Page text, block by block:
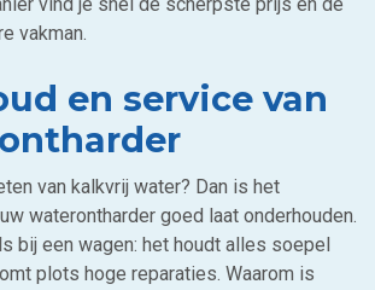
vakman.
en service van
van kalkvrij water? Dan is het
waterontharder goed laat onderhouden.
bij een wagen: het houdt alles soepel
plots hoge reparaties. Waarom is